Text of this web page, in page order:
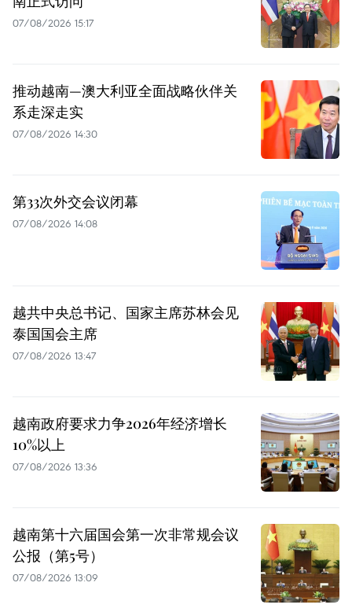
07/08/2026 15:17
推动越南—澳大利亚全面战略伙伴关
系走深走实
07/08/2026 14:30
第33次外交会议闭幕
07/08/2026 14:08
越共中央总书记、国家主席苏林会见
泰国国会主席
07/08/2026 13:47
越南政府要求力争2026年经济增长
10%以上
07/08/2026 13:36
越南第十六届国会第一次非常规会议
公报（第5号）
07/08/2026 13:09